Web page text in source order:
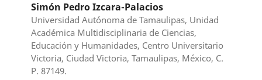
Simón Pedro Izcara-Palacios
Universidad Autónoma de Tamaulipas, Unidad
Académica Multidisciplinaria de Ciencias,
Educación y Humanidades, Centro Universitario
Victoria, Ciudad Victoria, Tamaulipas, México, C.
P. 87149.